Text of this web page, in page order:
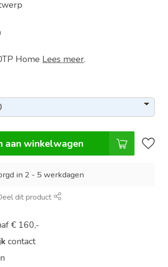
Home Lees meer.
aan winkelwagen
in 2 - 5 werkdagen
dit product
€ 160,-
contact